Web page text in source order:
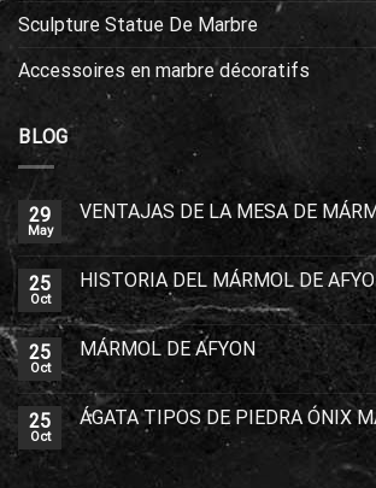
Sculpture Statue De Marbre
Accessoires en marbre décoratifs
BLOG
29
May
VENTAJAS DE LA MESA DE
25
Oct
HISTORIA DEL MÁRMOL DE
25
Oct
MÁRMOL DE AFYON
25
Oct
ÁGATA TIPOS DE PIEDRA ÓNIX